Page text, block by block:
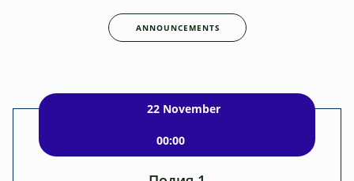
ANNOUNCEMENTS
Events 22 November
00:00